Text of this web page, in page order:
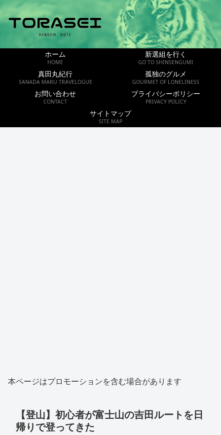
ホーム
HOME
新選組を行く
GO TO SHINSENGUMI
真田丸紀行
SANADA MARU TRAVELOGUE
孤独のグルメ
GOURMET OF LONELINESS
お問い合わせ
CONTACT
プライバシーポリシー
PRIVACY POLICY
サイトマップ
SITE MAP
本ページはプロモーションを含む場合があります
【登山】初心者が富士山の吉田ルートを日
帰りで登ってきた